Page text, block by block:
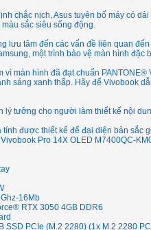
chắc nịch, Asus tuyên bố máy có
sắc siêu sống động.
lưu tâm đến các vấn đề liên quan
một trình bảo vệ màn hình đặc
vì màn hình đã đạt chuẩn
sáng xanh thấp. Hãy để Vivobook
lý tưởng cho người làm thiết kế nội
tính được thiết kế để đại diện bản
Pro 14X OLED M7400QC-
16Mb
RTX 3050 4GB DDR6
SSD PCIe (M.2 2280) (1x M.2 2280